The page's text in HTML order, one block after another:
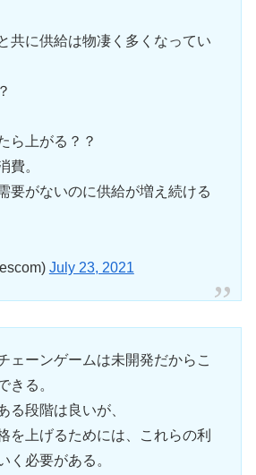
共に供給は物凄く多くなってい
ら上がる？？
費。
要がないのに供給が増え続ける
July 23, 2021
ェーンゲームは未開発だからこ
きる。
る段階は良いが、
を上げるためには、これらの利
く必要がある。